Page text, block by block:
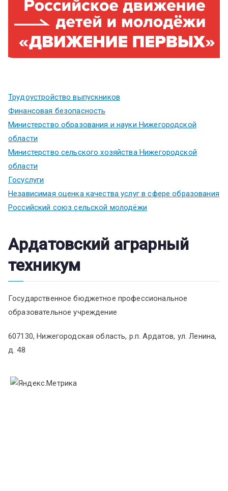
Трудоустройство выпускников
Финансовая безопасность
Министерство образования и науки Нижегородской
области
Министерство сельского хозяйства Нижегородской
области
Госуслуги
Независимая оценка качества услуг в сфере образования
Российский союз сельской молодёжи
Ардатовский аграрный
техникум
Государственное бюджетное профессиональное
образовательное учреждение
607130, Нижегородская область, р.п. Ардатов, ул. Ленина,
д. 48